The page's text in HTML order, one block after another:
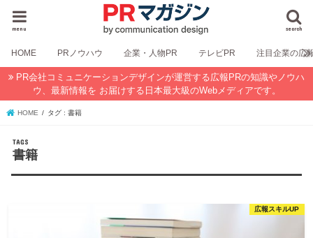
search
menu
HOME PRノウハウ 企業・人物PR テレビPR 注目企業の広
PR会社コミュニケーションデザインが運営する広報PRの知識やノウハ
ウ、最新情報を お届けする日本最大級のWebメディアです。
HOME タグ : 書籍
書籍
広報スキルUP